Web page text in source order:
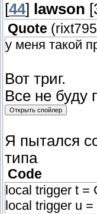
[44] lawson
Quote (
у меня такой
Вот триг.
Все не буду
Я пытался
типа
Code
local trigger t =
local trigger u